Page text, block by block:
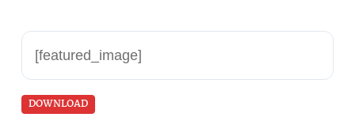
[featured_image]
DOWNLOAD